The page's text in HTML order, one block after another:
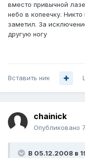
вместо привычной
небо в копеечку. Никто
заметил. За
другую ногу
Вставить ник
chainick
Опубликовано
В 05.12.2008 в